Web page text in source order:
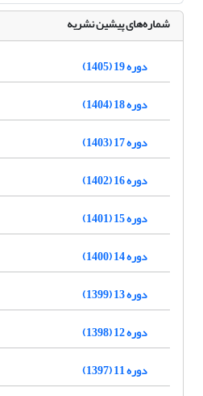
شماره‌های پیشین نشریه
دوره 19 (1405)
دوره 18 (1404)
دوره 17 (1403)
دوره 16 (1402)
دوره 15 (1401)
دوره 14 (1400)
دوره 13 (1399)
دوره 12 (1398)
دوره 11 (1397)